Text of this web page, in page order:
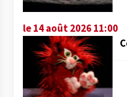
le 14 août 2026 11:00